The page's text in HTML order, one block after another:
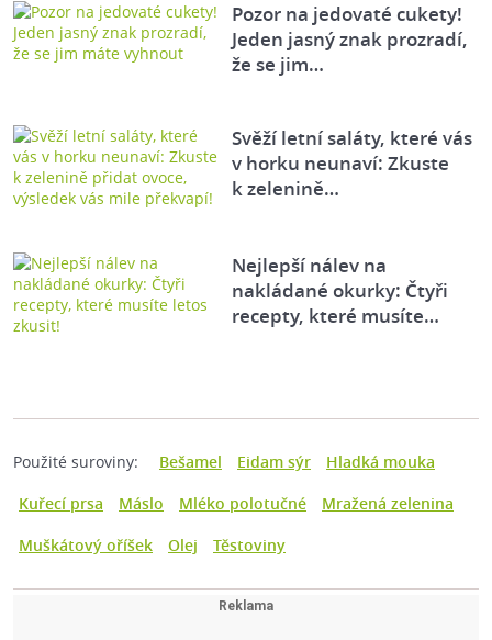
Pozor na jedovaté cukety!
Jeden jasný znak prozradí,
že se jim…
Svěží letní saláty, které vás
v horku neunaví: Zkuste
k zelenině…
Nejlepší nálev na
nakládané okurky: Čtyři
recepty, které musíte…
Použité suroviny: Bešamel Eidam sýr
Hladká mouka
Kuřecí prsa
Máslo Mléko polotučné
Mražená zelenina
Muškátový oříšek
Olej Těstoviny